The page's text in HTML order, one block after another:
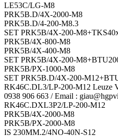
LE53C/LG-M8
PRK5B.D/4X-2000-M8
PRK5B.D/4-200-M8.3
SET PRK5B/4X-200-
PRK5B/4X-800-M8
PRK5B/4X-400-M8
SET PRK5B/4X-200-
PRK5B/PX-1000-M8
SET PRK5B.D/4X-200-
RK46C.DL3/LP-200-M12 Leuze
0938 906 663 / Email :
RK46C.DXL3P2/LP-200-M12
PRK5B/4X-2000-M8
PRK5B/PX-2000-M8
IS 230MM.2/4NO-40N-S12